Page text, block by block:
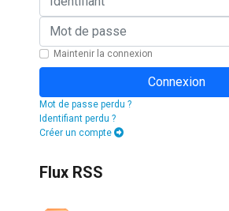
Mot de passe
Maintenir la connexion
Connexion
Mot de passe perdu ?
Identifiant perdu ?
Créer un compte
Flux RSS